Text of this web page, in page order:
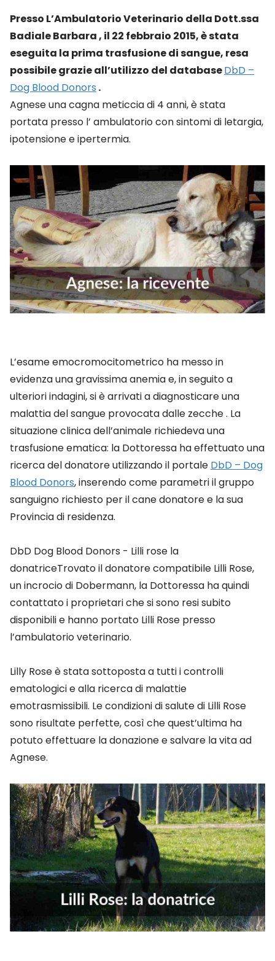
Presso L’Ambulatorio Veterinario della Dott.ssa
Badiale Barbara , il 22 febbraio 2015, è stata
eseguita la prima trasfusione di sangue, resa
possibile grazie all’utilizzo del databaseDbD –
Dog Blood Donors .
Agnese una cagna meticcia di 4 anni, è stata
portata presso l’ ambulatorio con sintomi di letargia,
ipotensione e ipertermia.
L’esame emocromocitometrico ha messo in
evidenza una gravissima anemia e, in seguito a
ulteriori indagini, si è arrivati a diagnosticare una
malattia del sangue provocata dalle zecche . La
situazione clinica dell’animale richiedeva una
trasfusione ematica: la Dottoressa ha effettuato una
ricerca del donatore utilizzando il portale DbD – Dog
Blood Donors, inserendo come parametri il gruppo
sanguigno richiesto per il cane donatore e la sua
Provincia di residenza.
DbD Dog Blood Donors - Lilli rose la
donatriceTrovato il donatore compatibile Lilli Rose,
un incrocio di Dobermann, la Dottoressa ha quindi
contattato i proprietari che si sono resi subito
disponibili e hanno portato Lilli Rose presso
l’ambulatorio veterinario.
Lilly Rose è stata sottoposta a tutti i controlli
ematologici e alla ricerca di malattie
emotrasmissibili. Le condizioni di salute di Lilli Rose
sono risultate perfette, così che quest’ultima ha
potuto effettuare la donazione e salvare la vita ad
Agnese.